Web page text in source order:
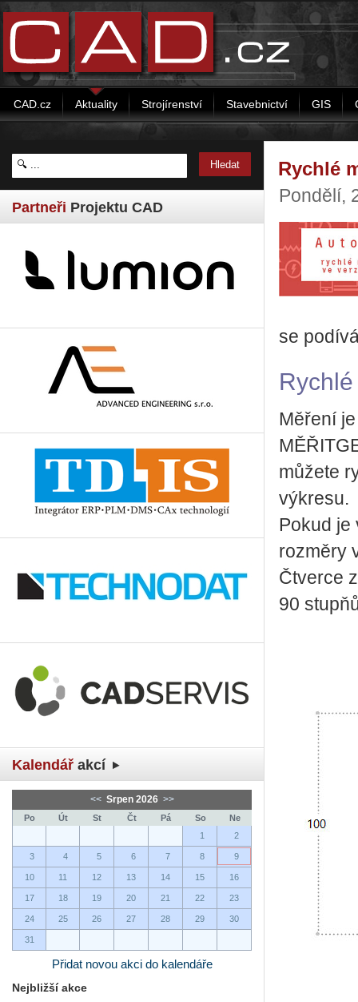
CAD.cz Aktuality Strojírenství Stavebnictví GIS
Partneři Projektu CAD
Kalendář akcí
<< Srpen 2026 >>
Po Út St Čt Pá So
Ne
1
2
3 4 5 6 7 8 9
10 11 12 13 14 15 16
17 18 19 20 21 22 23
24 25 26 27 28 29 30
31
Přidat novou akci do kalendáře
Nejbližší akce
Rychlé
Pondělí,
se
Měření
můžete
výkresu.
Pokud
rozměry
Čtverce
90